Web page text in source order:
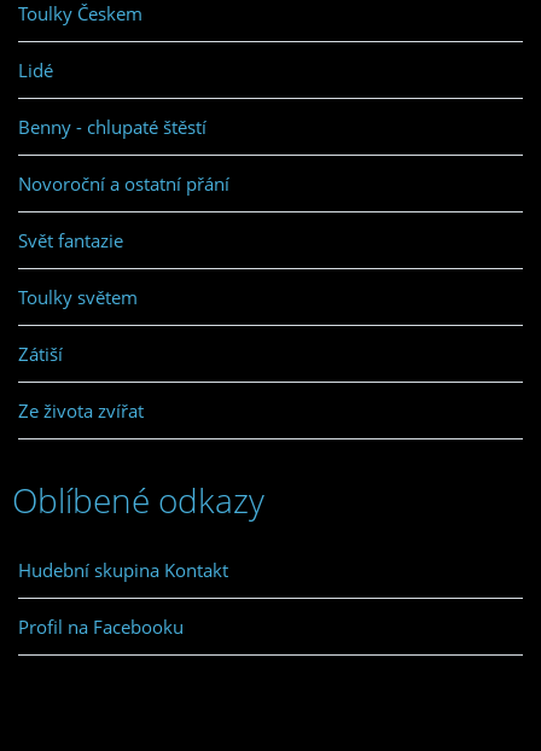
Toulky Českem
Lidé
Benny - chlupaté štěstí
Novoroční a ostatní přání
Svět fantazie
Toulky světem
Zátiší
Ze života zvířat
Oblíbené odkazy
Hudební skupina Kontakt
Profil na Facebooku